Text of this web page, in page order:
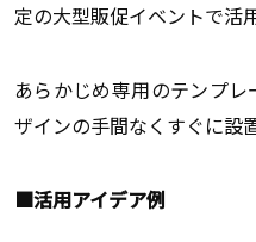
定の大型販促イベントで活
あらかじめ専用のテンプ
ザインの手間なくすぐに設
■活用アイデア例